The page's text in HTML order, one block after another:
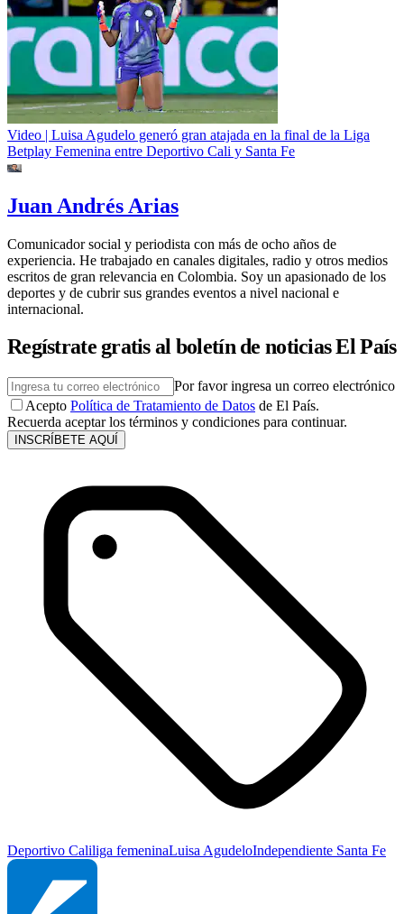
Video | Luisa Agudelo generó gran atajada en la final de la Liga
Betplay Femenina entre Deportivo Cali y Santa Fe
Juan Andrés Arias
Comunicador social y periodista con más de ocho años de
experiencia. He trabajado en canales digitales, radio y otros medios
escritos de gran relevancia en Colombia. Soy un apasionado de los
deportes y de cubrir sus grandes eventos a nivel nacional e
internacional.
Regístrate gratis al boletín de noticias El País
Por favor ingresa un correo electrónico
Acepto Política de Tratamiento de Datos de El País.
Recuerda aceptar los términos y condiciones para continuar.
INSCRÍBETE AQUÍ
Deportivo Caliliga femeninaLuisa AgudeloIndependiente Santa Fe